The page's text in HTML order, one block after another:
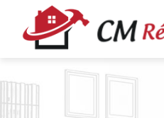
contenu
principal